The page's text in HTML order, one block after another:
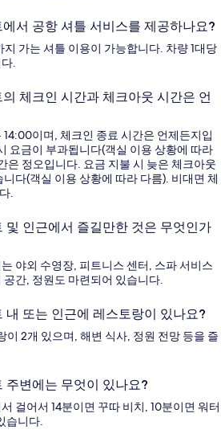
서 공항 셔틀 서비스를 제공하나요?
가는 셔틀 이용이 가능합니다. 차량 1대당
.
체크인 시간과 체크아웃 시간은 언
이며, 체크인 종료 시간은 언제든지입
요금이 부과됩니다(객실 이용 상황에 따라
은 정오입니다. 요금 지불 시 늦은 체크아웃
다(객실 이용 상황에 따라 다름). 비대면 체
.
및 인근에서 즐길만한 것은 무엇인가
야외 수영장, 피트니스 센터, 스파 서비스
공간, 정원도 마련되어 있습니다.
내 또는 인근에 레스토랑이 있나요?
이 2개 있으며, 해변 식사, 정원 전망 등을 즐
주변에는 무엇이 있나요?
걸어서 14분이면 꾸따 비치, 10분이면 워터
습니다.